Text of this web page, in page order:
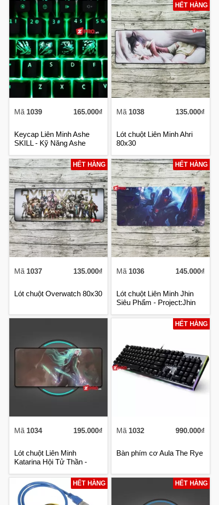
Mã 1039 165.000₫
Keycap Liên Minh Ashe
SKILL - Kỹ Năng Ashe
HẾT HÀNG
Mã 1038 135.000₫
Lót chuột Liên Minh Ahri
80x30
HẾT HÀNG
Mã 1037 135.000₫
Lót chuột Overwatch 80x30
HẾT HÀNG
Mã 1036 145.000₫
Lót chuột Liên Minh Jhin
Siêu Phẩm - Project:Jhin
Mã 1034 195.000₫
Lót chuột Liên Minh
Katarina Hội Tử Thần -
HẾT HÀNG
Mã 1032 990.000₫
Bàn phím cơ Aula The Rye
HẾT HÀNG HẾT HÀNG